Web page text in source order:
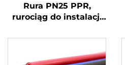
Rura PN25 PPR,
rurociąg do instalacji
woda, rura PPR